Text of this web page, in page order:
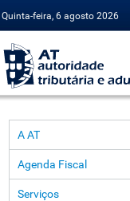
Quinta-feira, 6 agosto 2026
A AT
Agenda Fiscal
Serviços